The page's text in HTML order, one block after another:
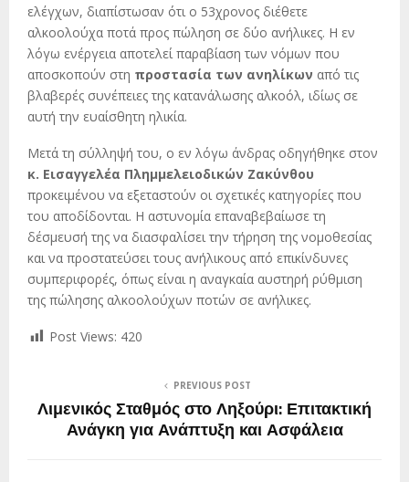
ελέγχων, διαπίστωσαν ότι ο 53χρονος διέθετε
αλκοολούχα ποτά προς πώληση σε δύο ανήλικες. Η εν
λόγω ενέργεια αποτελεί παραβίαση των νόμων που
αποσκοπούν στη προστασία των ανηλίκων από τις
βλαβερές συνέπειες της κατανάλωσης αλκοόλ, ιδίως σε
αυτή την ευαίσθητη ηλικία.
Μετά τη σύλληψή του, ο εν λόγω άνδρας οδηγήθηκε στον
κ. Εισαγγελέα Πλημμελειοδικών Ζακύνθου
προκειμένου να εξεταστούν οι σχετικές κατηγορίες που
του αποδίδονται. Η αστυνομία επαναβεβαίωσε τη
δέσμευσή της να διασφαλίσει την τήρηση της νομοθεσίας
και να προστατεύσει τους ανήλικους από επικίνδυνες
συμπεριφορές, όπως είναι η αναγκαία αυστηρή ρύθμιση
της πώλησης αλκοολούχων ποτών σε ανήλικες.
Post Views: 420
PREVIOUS POST
Λιμενικός Σταθμός στο Ληξούρι: Επιτακτική
Ανάγκη για Ανάπτυξη και Ασφάλεια